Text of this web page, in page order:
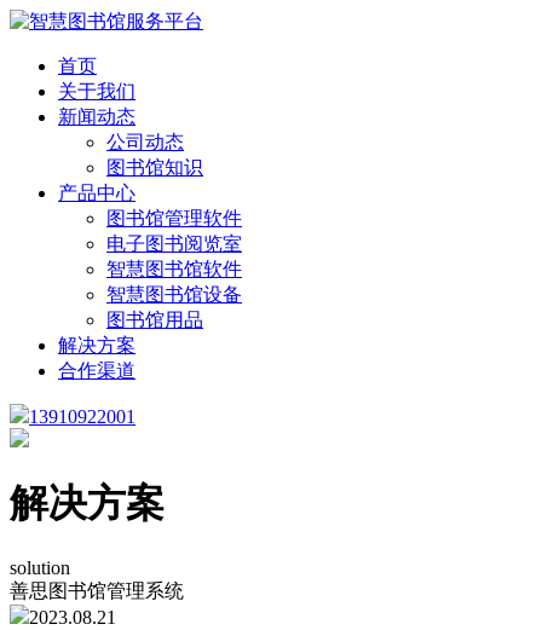
首页
关于我们
新闻动态
公司动态
图书馆知识
产品中心
图书馆管理软件
电子图书阅览室
智慧图书馆软件
智慧图书馆设备
图书馆用品
解决方案
合作渠道
13910922001
解决方案
solution
善思图书馆管理系统
2023.08.21